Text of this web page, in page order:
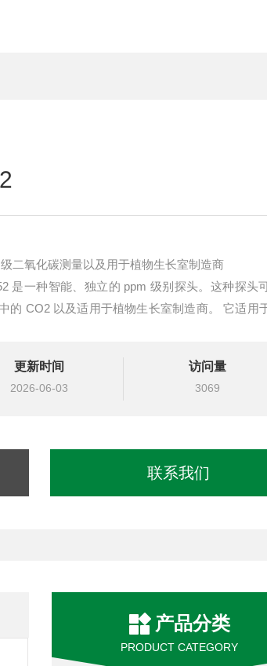
二氧化碳测量以及用于植物生长室制造商
是一种智能、独立的 ppm 级别探头。这种探头
的 CO2 以及适用于植物生长室制造商。 它适用
更新时间
2026-06-03
访问量
3069
联系我们
产品分类
PRODUCT CATEGORY